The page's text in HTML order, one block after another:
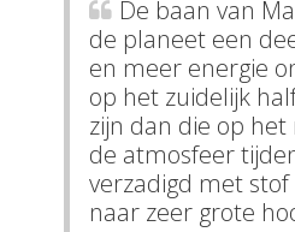
De baan van
de planeet een
en meer energie
op het zuidelijk
zijn dan die op
de atmosfeer
verzadigd met
naar zeer grote